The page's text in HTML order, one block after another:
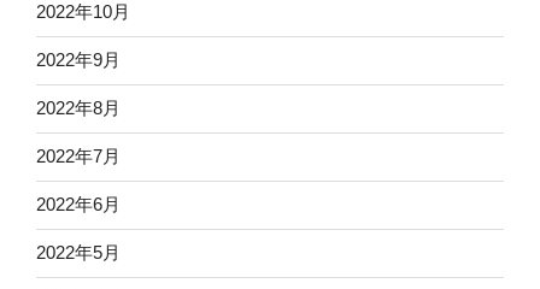
2022年10月
2022年9月
2022年8月
2022年7月
2022年6月
2022年5月